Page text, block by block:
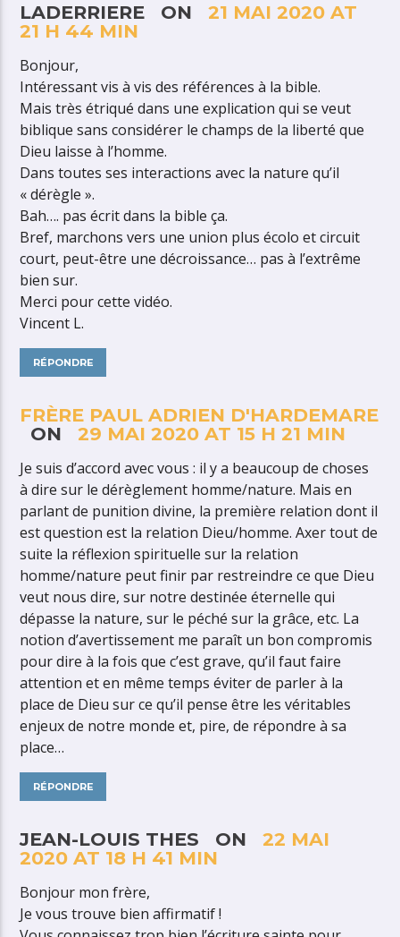
LADERRIERE ON21 MAI 2020 AT
21 H 44 MIN
Bonjour,
Intéressant vis à vis des références à la bible.
Mais très étriqué dans une explication qui se veut
biblique sans considérer le champs de la liberté que
Dieu laisse à l’homme.
Dans toutes ses interactions avec la nature qu’il
« dérègle ».
Bah…. pas écrit dans la bible ça.
Bref, marchons vers une union plus écolo et circuit
court, peut-être une décroissance… pas à l’extrême
bien sur.
Merci pour cette vidéo.
Vincent L.
RÉPONDRE
FRÈRE PAUL ADRIEN D'HARDEMARE
ON29 MAI 2020 AT 15 H 21 MIN
Je suis d’accord avec vous : il y a beaucoup de choses
à dire sur le dérèglement homme/nature. Mais en
parlant de punition divine, la première relation dont il
est question est la relation Dieu/homme. Axer tout de
suite la réflexion spirituelle sur la relation
homme/nature peut finir par restreindre ce que Dieu
veut nous dire, sur notre destinée éternelle qui
dépasse la nature, sur le péché sur la grâce, etc. La
notion d’avertissement me paraît un bon compromis
pour dire à la fois que c’est grave, qu’il faut faire
attention et en même temps éviter de parler à la
place de Dieu sur ce qu’il pense être les véritables
enjeux de notre monde et, pire, de répondre à sa
place…
RÉPONDRE
JEAN-LOUIS THES ON22 MAI
2020 AT 18 H 41 MIN
Bonjour mon frère,
Je vous trouve bien affirmatif !